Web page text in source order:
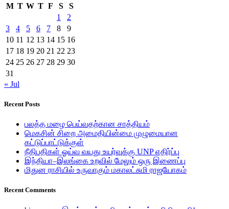
M T W T F S
S
1
2
3
4 5 6 7 8
9
10 11 12 13 14 15 16
17 18 19 20 21 22 23
24 25 26 27 28 29 30
31
« Jul
Recent Posts
பலத்த மழை பெய்வதற்கான சாத்தியம்
மெகசின் சிறை அமைதியின்மை முழுமையான
கட்டுப்பாட்டுக்குள்
நீதிபதிகள் ஓய்வு வயது உயர்வுக்கு UNP எதிர்ப்பு
இந்தியா–இலங்கை உறவில் மேலும் ஒரு இணைப்பு
மிதுன ராசியில் உருவாகும் மகாலட்சுமி ராஜயோகம்
Recent Comments